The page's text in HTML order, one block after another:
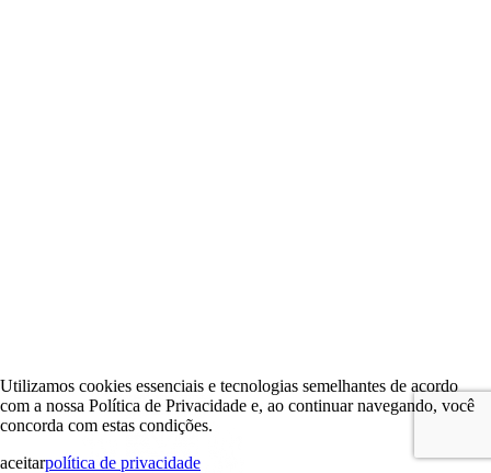
Utilizamos cookies essenciais e tecnologias semelhantes de acordo
com a nossa Política de Privacidade e, ao continuar navegando, você
concorda com estas condições.
aceitarpolítica de privacidade